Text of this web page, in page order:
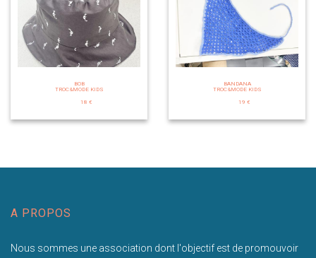
BOB
TROC&MODE KIDS
18 €
BANDANA
TROC&MODE KIDS
19 €
A PROPOS
Nous sommes une association dont l'objectif est de promouvoir